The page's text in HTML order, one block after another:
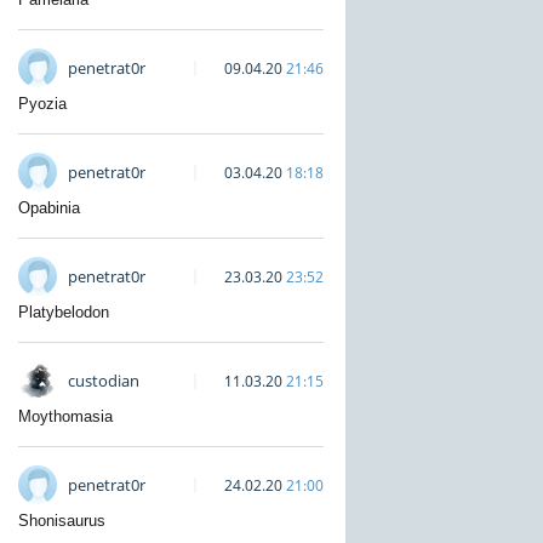
penetrat0r 09.04.2021:46
Pyozia
penetrat0r 03.04.20 18:18
Opabinia
penetrat0r 23.03.2023:52
Platybelodon
custodian 11.03.2021:15
Moythomasia
penetrat0r 24.02.2021:00
Shonisaurus